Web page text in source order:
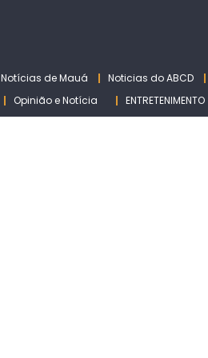
Notícias de Mauá Noticias do ABCD
Opinião e Notícia ENTRETENIMENTO